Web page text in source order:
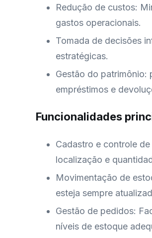
Redução de custos:
gastos operacionais.
Tomada de decisões
estratégicas.
Gestão do patrimônio:
empréstimos e
Funcionalidades
Cadastro e controle
localização e
Movimentação de
esteja sempre
Gestão de pedidos:
níveis de estoque